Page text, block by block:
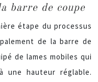
barre de coupe
étape du processus
de la barre de
de lames mobiles qui
une hauteur réglable.